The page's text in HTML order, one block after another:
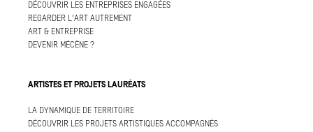
DÉCOUVRIR LES ENTREPRISES ENGAGÉES
REGARDER L'ART AUTREMENT
ART & ENTREPRISE
DEVENIR MÉCÈNE ?
ARTISTES ET PROJETS LAURÉATS
LA DYNAMIQUE DE TERRITOIRE
DÉCOUVRIR LES PROJETS ARTISTIQUES ACCOMPAGNÉS